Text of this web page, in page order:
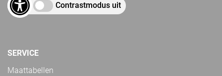
Contrastmodus uit
SERVICE
Maattabellen